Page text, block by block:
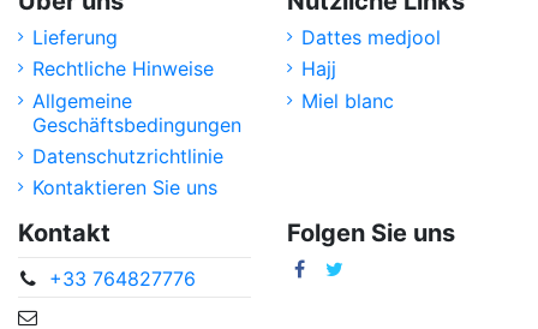
Lieferung
Rechtliche Hinweise
Allgemeine
Geschäftsbedingungen
Datenschutzrichtlinie
Kontaktieren Sie uns
Dattes medjool
Hajj
Miel blanc
Kontakt
+33 764827776
Folgen Sie uns